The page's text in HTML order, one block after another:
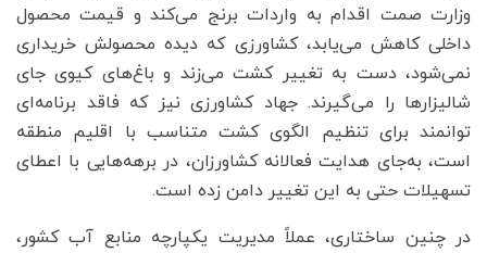
وزارت صمت اقدام به واردات برنج می‌کند و قیمت محصول
داخلی کاهش می‌یابد، کشاورزی که دیده محصولش خریداری
نمی‌شود، دست به تغییر کشت می‌زند و باغ‌های کیوی جای
شالیزارها را می‌گیرند. جهاد کشاورزی نیز که فاقد برنامه‌ای
توانمند برای تنظیم الگوی کشت متناسب با اقلیم منطقه
است، به‌جای هدایت فعالانه کشاورزان، در برهه‌هایی با اعطای
تسهیلات حتی به این تغییر دامن زده است.
در چنین ساختاری، عملاً مدیریت یکپارچه منابع آب کشور،